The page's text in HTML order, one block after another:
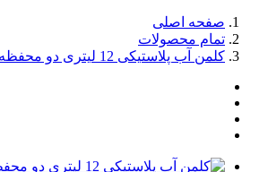
صفحه اصلی
تمام محصولات
کلمن آب پلاستیکی 12 لیتری دو محفظه کیش ترموس